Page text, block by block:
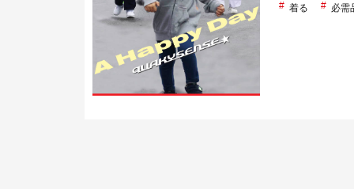
着る 必需